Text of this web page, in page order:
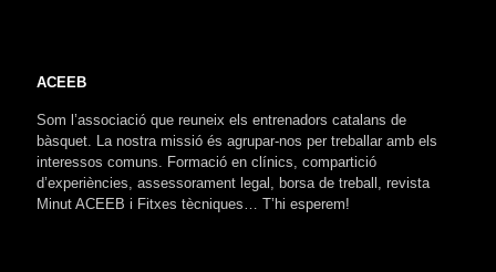
ACEEB
Som l’associació que reuneix els entrenadors catalans de
bàsquet. La nostra missió és agrupar-nos per treballar amb els
interessos comuns. Formació en clínics, compartició
d’experiències, assessorament legal, borsa de treball, revista
Minut ACEEB i Fitxes tècniques… T’hi esperem!